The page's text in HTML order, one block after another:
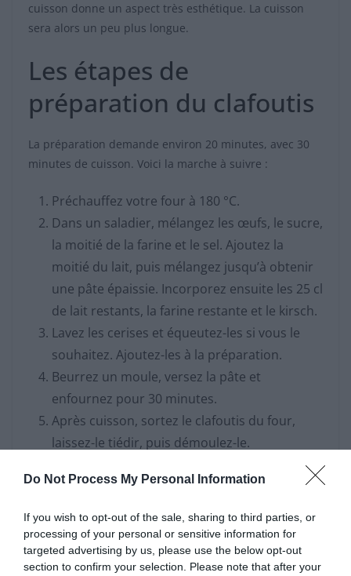
Do Not Process My Personal Information
If you wish to opt-out of the sale, sharing to third parties, or
processing of your personal or sensitive information for
targeted advertising by us, please use the below opt-out
section to confirm your selection. Please note that after your
cuisson donne un aspect très esthétique. La cuisson
sera alors un peu plus longue.
Les étapes de
préparation du clafoutis
La préparation demande environ 20 minutes, avec 30
minutes de cuisson. Voici la marche à suivre :
Préchauffez votre four à 180 °C.
Dans un saladier, mélangez les œufs, le sucre,
la moitié de la farine et le sel. Ajoutez la
moitié du lait, puis mélangez jusqu’à obtenir
une pâte épaissie. Incorporez ensuite les 25 cl
de lait restants, la farine restante et le kirsch.
Lavez les cerises et équeutez-les si vous le
souhaitez. Ajoutez-les à la préparation.
Beurrez un moule, versez la pâte et
enfournez pour 30 minutes.
Après cuisson, sortez le clafoutis du four,
laissez-le tiédir, puis démoulez-le.
Pour la touche finale, parsemez d’amandes
fraîches avant de servir, encore tiède.
Secret pour un blanc de poulet ultra moelleux en 1